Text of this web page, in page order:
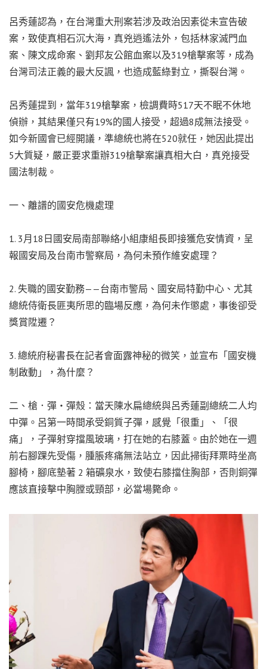
呂秀蓮認為，在台灣重大刑案若涉及政治因素從未宣告破
案，致使真相石沉大海，真兇逍遙法外，包括林家滅門血
案、陳文成命案、劉邦友公館血案以及319槍擊案等，成為
台灣司法正義的最大反諷，也造成藍綠對立，撕裂台灣。
呂秀蓮提到，當年319槍擊案，檢調費時517天不眠不休地
偵辦，其結果僅只有19%的國人接受，超過8成無法接受。
如今新國會已經開議，準總統也將在520就任，她因此提出
5大質疑，嚴正要求重辦319槍擊案讓真相大白，真兇接受
國法制裁。
一、離譜的國安危機處理
1. 3月18日國安局南部聯絡小組康組長即接獲危安情資，呈
報國安局及台南市警察局，為何未預作維安處理？
2. 失職的國安勤務——台南市警局、國安局特勤中心、尤其
總統侍衛長匪夷所思的臨場反應，為何未作懲處，事後卻受
獎賞陞遷？
3. 總統府秘書長在記者會面露神秘的微笑，並宣布「國安機
制啟動」，為什麼？
二、槍．彈・彈殼：當天陳水扁總統與呂秀蓮副總統二人均
中彈。呂第一時間承受銅質子彈，感覺「很重」、「很
痛」，子彈射穿擋風玻璃，打在她的右膝蓋。由於她在一週
前右腳踝先受傷，腫脹疼痛無法站立，因此掃街拜票時坐高
腳椅，腳底墊著 2 箱礦泉水，致使右膝擋住胸部，否則銅彈
應該直接擊中胸膛或頸部，必當場斃命。